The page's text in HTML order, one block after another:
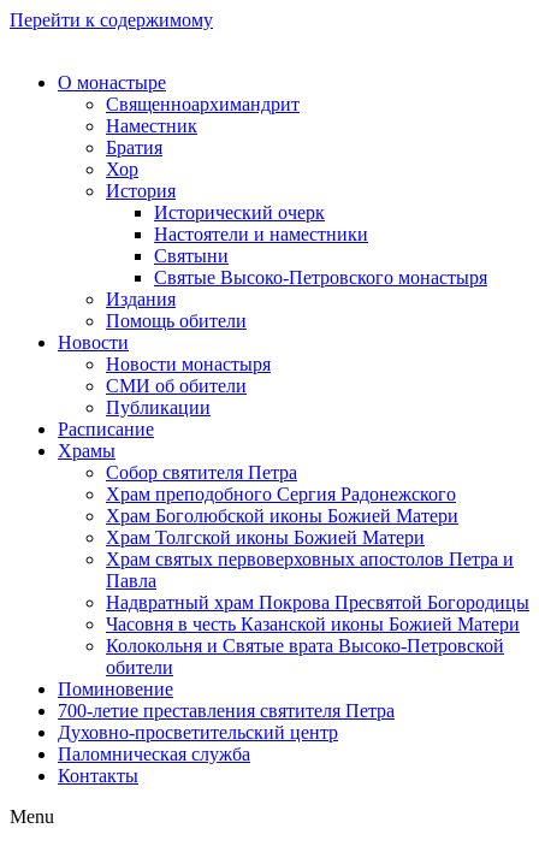
Перейти к содержимому
О монастыре
Священноархимандрит
Наместник
Братия
Хор
История
Исторический очерк
Настоятели и наместники
Святыни
Святые Высоко-Петровского монастыря
Издания
Помощь обители
Новости
Новости монастыря
СМИ об обители
Публикации
Расписание
Храмы
Собор святителя Петра
Храм преподобного Сергия Радонежского
Храм Боголюбской иконы Божией Матери
Храм Толгской иконы Божией Матери
Храм святых первоверховных апостолов Петра и
Павла
Надвратный храм Покрова Пресвятой Богородицы
Часовня в честь Казанской иконы Божией Матери
Колокольня и Святые врата Высоко-Петровской
обители
Поминовение
700-летие преставления святителя Петра
Духовно-просветительский центр
Паломническая служба
Контакты
Menu